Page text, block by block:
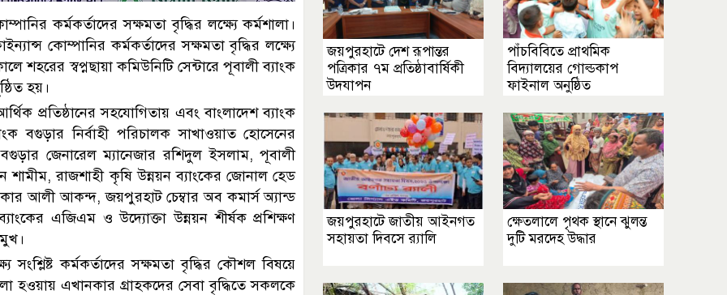
কর্মকর্তাদের সক্ষমতা বৃদ্ধির লক্ষ্যে কর্মশালা।
কোম্পানির কর্মকর্তাদের সক্ষমতা বৃদ্ধির লক্ষ্যে
শহরের স্বপ্নছায়া কমিউনিটি সেন্টারে পূবালী ব্যাংক
হয়।
প্রতিষ্ঠানের সহযোগিতায় এবং বাংলাদেশ ব্যাংক
বগুড়ার নির্বাহী পরিচালক সাখাওয়াত হোসেনের
জেনারেল ম্যানেজার রশিদুল ইসলাম, পূবালী
রাজশাহী কৃষি উন্নয়ন ব্যাংকের জোনাল হেড
আলী আকন্দ, জয়পুরহাট চেম্বার অব কমার্স অ্যান্ড
এজিএম ও উদ্যোক্তা উন্নয়ন শীর্ষক প্রশিক্ষণ
সংশ্লিষ্ট কর্মকর্তাদের সক্ষমতা বৃদ্ধির কৌশল বিষয়ে
হওয়ায় এখানকার গ্রাহকদের সেবা বৃদ্ধিতে সকলকে
জয়পুরহাটে দেশ রূপান্তর
পত্রিকার ৭ম প্রতিষ্ঠাবার্ষিকী
উদযাপন
পাঁচবিবিতে প্রাথমিক
বিদ্যালয়ের গোল্ডকাপ
ফাইনাল অনুষ্ঠিত
জয়পুরহাটে জাতীয় আইনগত
সহায়তা দিবসে র‍্যালি
ক্ষেতলালে পৃথক স্থানে ঝুলন্ত
দুটি মরদেহ উদ্ধার